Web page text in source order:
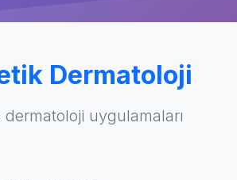
Dermatoloji
dermatoloji uygulamaları